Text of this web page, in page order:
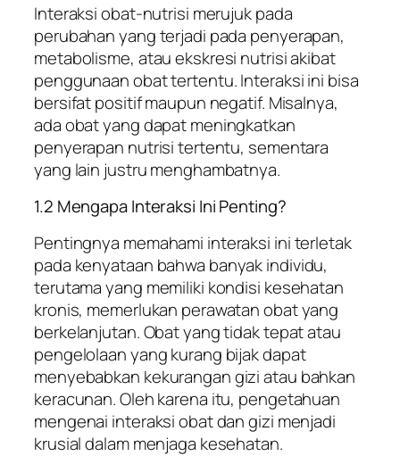
Interaksi obat-nutrisi merujuk pada
perubahan yang terjadi pada penyerapan,
metabolisme, atau ekskresi nutrisi akibat
penggunaan obat tertentu. Interaksi ini bisa
bersifat positif maupun negatif. Misalnya,
ada obat yang dapat meningkatkan
penyerapan nutrisi tertentu, sementara
yang lain justru menghambatnya.
1.2 Mengapa Interaksi Ini Penting?
Pentingnya memahami interaksi ini terletak
pada kenyataan bahwa banyak individu,
terutama yang memiliki kondisi kesehatan
kronis, memerlukan perawatan obat yang
berkelanjutan. Obat yang tidak tepat atau
pengelolaan yang kurang bijak dapat
menyebabkan kekurangan gizi atau bahkan
keracunan. Oleh karena itu, pengetahuan
mengenai interaksi obat dan gizi menjadi
krusial dalam menjaga kesehatan.